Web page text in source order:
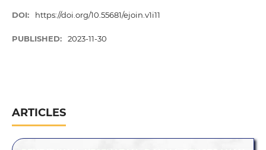
DOI: https://doi.org/10.55681/ejoin.v1i11
PUBLISHED: 2023-11-30
ARTICLES